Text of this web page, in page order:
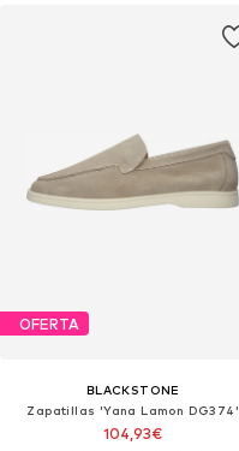
OFERTA
BLACKSTONE
Zapatillas 'Yana Lamon DG374'
104,93€